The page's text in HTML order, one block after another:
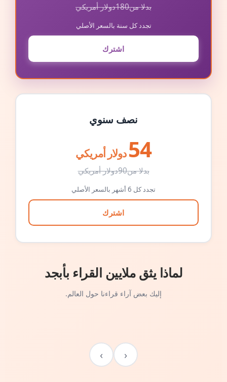
بدلا من180دولار أمريكي
تجدد كل سنة بالسعر الأصلي
اشترك
نصف سنوي
54 دولار أمريكي
بدلا من90دولار أمريكي
تجدد كل 6 أشهر بالسعر الأصلي
اشترك
لماذا يثق ملايين القراء بأبجد
إليك بعض آراء قراءنا حول العالم.
‹
›